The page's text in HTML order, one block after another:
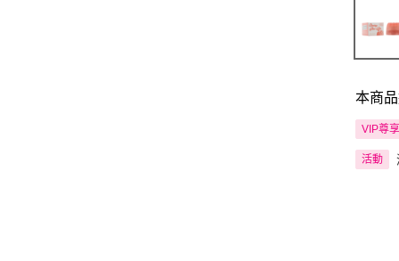
本商
VIP尊享
活動